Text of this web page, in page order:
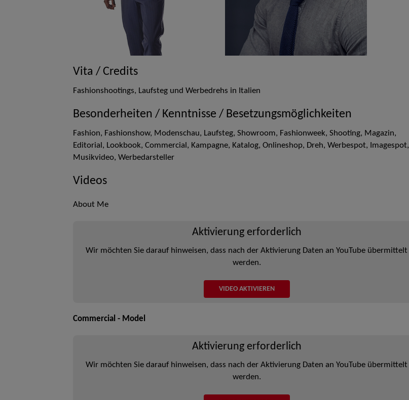
Vita / Credits
Fashionshootings, Laufsteg und Werbedrehs in Italien
Besonderheiten / Kenntnisse / Besetzungsmöglichkeiten
Fashion, Fashionshow, Modenschau, Laufsteg, Showroom, Fashionweek, Shooting, Magazin,
Editorial, Lookbook, Commercial, Kampagne, Katalog, Onlineshop, Dreh, Werbespot, Imagespot,
Musikvideo, Werbedarsteller
Videos
About Me
Aktivierung erforderlich
Wir möchten Sie darauf hinweisen, dass nach der Aktivierung Daten an YouTube übermittelt
werden.
VIDEO AKTIVIEREN
Commercial - Model
Aktivierung erforderlich
Wir möchten Sie darauf hinweisen, dass nach der Aktivierung Daten an YouTube übermittelt
werden.